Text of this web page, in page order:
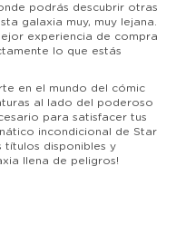
podrás descubrir otras
galaxia muy, muy lejana.
experiencia de compra
lo que estás
en el mundo del cómic
al lado del poderoso
para satisfacer tus
incondicional de Star
títulos disponibles y
llena de peligros!